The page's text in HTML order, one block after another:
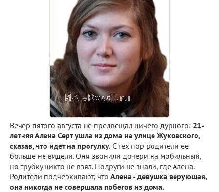
Вечер пятого августа не предвещал ничего дурного: 21-
летняя Алена Серт ушла из дома на улице Жуковского,
сказав, что идет на прогулку. С тех пор родители ее
больше не видели. Они звонили дочери на мобильный,
но трубку никто не взял. Подруги не знали, где Алена.
Родители подчеркивают, что Алена - девушка верующая,
она никогда не совершала побегов из дома.